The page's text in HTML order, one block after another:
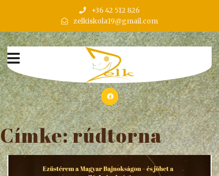
+36 42 512 826
zelkiskola19@gmail.com
Címke:rúdtorna